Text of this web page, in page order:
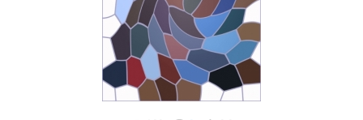
ВетВиктор